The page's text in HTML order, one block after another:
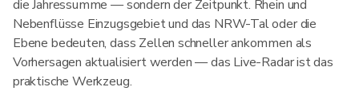
die Jahressumme — sondern der Zeitpunkt. Rhein und
Nebenflüsse Einzugsgebiet und das NRW-Tal oder die
Ebene bedeuten, dass Zellen schneller ankommen als
Vorhersagen aktualisiert werden — das Live-Radar ist das
praktische Werkzeug.